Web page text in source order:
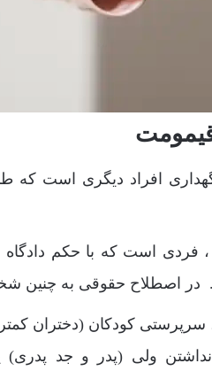
افراد دیگری است که
فردی است که با حکم
در اصطلاح حقوقی به
ولی (پدر و جد